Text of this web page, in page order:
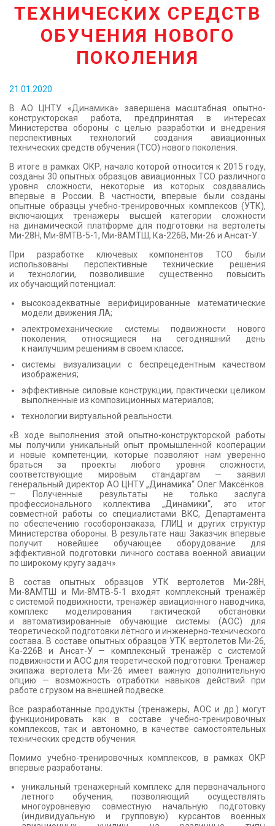
КОНТАКТЫ
ТЕХНИЧЕСКИХ СРЕДСТВ
ОБУЧЕНИЯ НОВОГО
ПОКОЛЕНИЯ
21.01.2020
В АО ЦНТУ «Динамика» завершена масштабная опытно-
конструкторская работа, предпринятая в интересах
Министерства обороны с целью разработки и внедрения
перспективных технологий создания авиационных
технических средств обучения (ТСО) нового поколения.
В итоге в рамках ОКР, начало которой относится к 2015 году,
созданы 30 опытных образцов авиационных ТСО различного
уровня сложности, некоторые из которых создавались
впервые в России. В частности, впервые были созданы
опытные образцы учебно-тренировочных комплексов (УТК),
включающих тренажеры высшей категории сложности
на динамической платформе для подготовки на вертолеты
Ми-28Н, Ми-8МТВ-5-1, Ми-8АМТШ, Ка-226В, Ми-26 и Ансат-У.
При разработке ключевых компонентов ТСО были
использованы перспективные технические решения
и технологии, позволившие существенно повысить
их обучающий потенциал:
высокоадекватные верифицированные математические
модели движения ЛА;
электромеханические системы подвижности нового
поколения, относящиеся на сегодняшний день
к наилучшим решениям в своем классе;
системы визуализации с беспрецедентным качеством
изображения;
эффективные силовые конструкции, практически целиком
выполненные из композиционных материалов;
технологии виртуальной реальности.
«В ходе выполнения этой опытно-конструкторской работы
мы получили уникальный опыт промышленной кооперации
и новые компетенции, которые позволяют нам уверенно
браться за проекты любого уровня сложности,
соответствующие мировым стандартам — заявил
генеральный директор АО ЦНТУ „Динамика“ Олег Максёнков.
— Полученные результаты не только заслуга
профессионального коллектива „Динамики“, это итог
совместной работы со специалистами ВКС, Департамента
по обеспечению гособоронзаказа, ГЛИЦ и других структур
Министерства обороны. В результате наш Заказчик впервые
получит новейшее обучающее оборудование для
эффективной подготовки личного состава военной авиации
по широкому кругу задач».
В состав опытных образцов УТК вертолетов Ми-28Н,
Ми-8АМТШ и Ми-8МТВ-5-1 входят комплексный тренажёр
с системой подвижности, тренажёр авиационного наводчика,
комплекс моделирования тактической обстановки
и автоматизированные обучающие системы (АОС) для
теоретической подготовки лётного и инженерно-технического
состава. В составе опытных образцов УТК вертолетов Ми-26,
Ка-226В и Ансат-У — комплексный тренажёр с системой
подвижности и АОС для теоретической подготовки. Тренажер
экипажа вертолета Ми-26 имеет важную дополнительную
опцию — возможность отработки навыков действий при
работе с грузом на внешней подвеске.
Все разработанные продукты (тренажеры, АОС и др.) могут
функционировать как в составе учебно-тренировочных
комплексов, так и автономно, в качестве самостоятельных
технических средств обучения.
Помимо учебно-тренировочных комплексов, в рамках ОКР
впервые разработаны:
уникальный тренажерный комплекс для первоначального
летного обучения, позволяющий осуществлять
многоуровневую совместную начальную подготовку
(индивидуальную и групповую) курсантов военных